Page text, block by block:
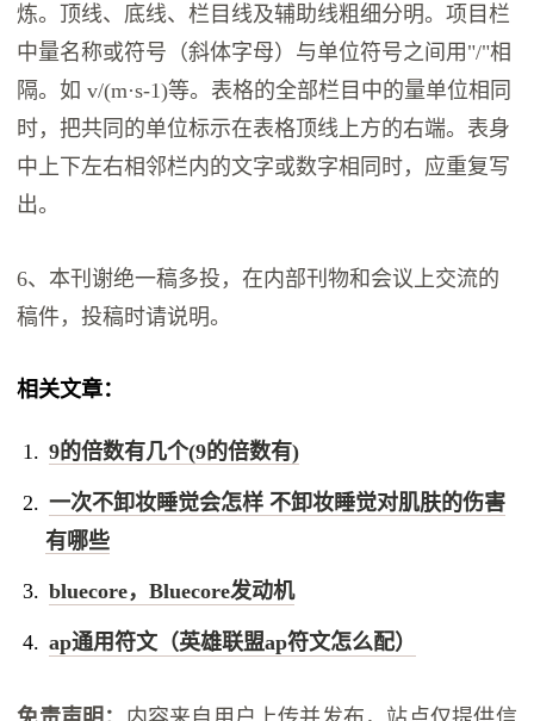
炼。顶线、底线、栏目线及辅助线粗细分明。项目栏
中量名称或符号（斜体字母）与单位符号之间用"/"相
隔。如 v/(m·s-1)等。表格的全部栏目中的量单位相同
时，把共同的单位标示在表格顶线上方的右端。表身
中上下左右相邻栏内的文字或数字相同时，应重复写
出。
6、本刊谢绝一稿多投，在内部刊物和会议上交流的
稿件，投稿时请说明。
相关文章：
9的倍数有几个(9的倍数有)
一次不卸妆睡觉会怎样 不卸妆睡觉对肌肤的伤害
有哪些
bluecore，Bluecore发动机
ap通用符文（英雄联盟ap符文怎么配）